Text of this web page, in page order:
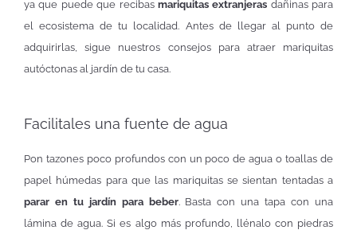
ya que puede que recibas mariquitas extranjeras dañinas para
el ecosistema de tu localidad. Antes de llegar al punto de
adquirirlas, sigue nuestros consejos para atraer mariquitas
autóctonas al jardín de tu casa.
Facilitales una fuente de agua
Pon tazones poco profundos con un poco de agua o toallas de
papel húmedas para que las mariquitas se sientan tentadas a
parar en tu jardín para beber. Basta con una tapa con una
lámina de agua. Si es algo más profundo, llénalo con piedras